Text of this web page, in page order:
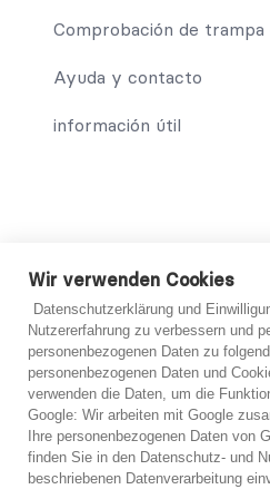
Comprobación de trampa
Ayuda y contacto
información útil
*Nota: abo-hilfe.de sirve
consumidor y el cuestionario
se proporcione, el
En principio, sin embargo,
haber examinado los
Wir verwenden Cookies
Datenschutzerklärung und
Nutzererfahrung zu verbessern und
personenbezogenen Daten zu
personenbezogenen Daten und
verwenden die Daten, um die
Google: Wir arbeiten mit Google
Ihre personenbezogenen Daten
finden Sie in den Datenschutz- und
beschriebenen Datenverarbeitung